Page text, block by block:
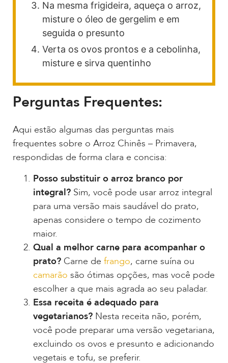
Na mesma frigideira, aqueça o arroz,
misture o óleo de gergelim e em
seguida o presunto
Verta os ovos prontos e a cebolinha,
misture e sirva quentinho
Perguntas Frequentes:
Aqui estão algumas das perguntas mais
frequentes sobre o Arroz Chinês – Primavera,
respondidas de forma clara e concisa:
Posso substituir o arroz branco por
integral? Sim, você pode usar arroz integral
para uma versão mais saudável do prato,
apenas considere o tempo de cozimento
maior.
Qual a melhor carne para acompanhar o
prato? Carne de frango, carne suína ou
camarão são ótimas opções, mas você pode
escolher a que mais agrada ao seu paladar.
Essa receita é adequado para
vegetarianos? Nesta receita não, porém,
você pode preparar uma versão vegetariana,
excluindo os ovos e presunto e adicionando
vegetais e tofu, se preferir.